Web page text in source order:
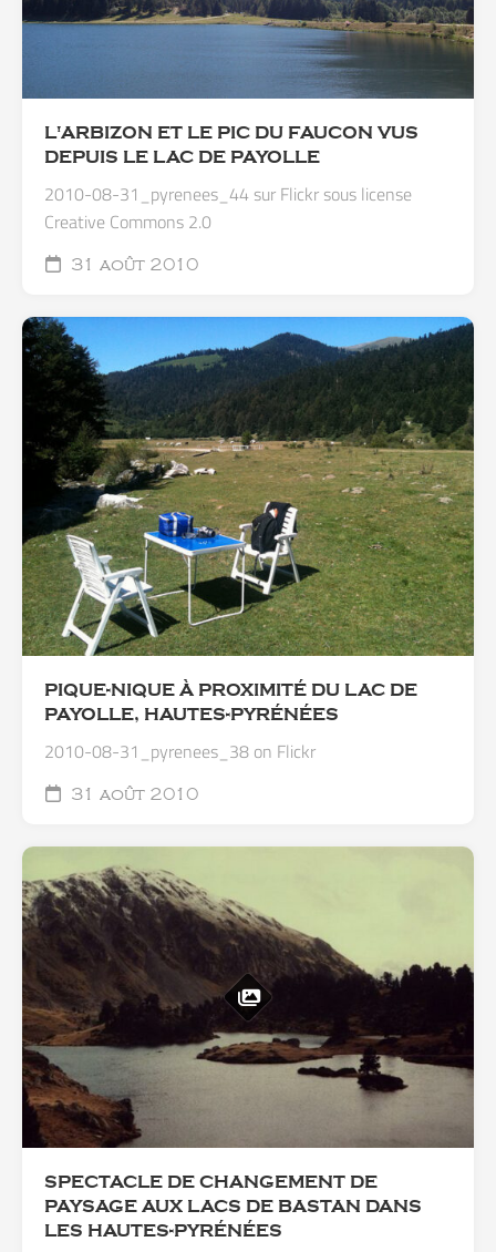
L'ARBIZON ET LE PIC DU FAUCON VUS
DEPUIS LE LAC DE PAYOLLE
2010-08-31_pyrenees_44 sur Flickr sous license
Creative Commons 2.0
31 août 2010
PIQUE-NIQUE À PROXIMITÉ DU LAC DE
PAYOLLE, HAUTES-PYRÉNÉES
2010-08-31_pyrenees_38 on Flickr
31 août 2010
SPECTACLE DE CHANGEMENT DE
PAYSAGE AUX LACS DE BASTAN DANS
LES HAUTES-PYRÉNÉES